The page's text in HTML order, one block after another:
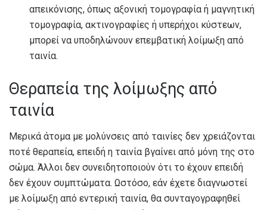
απεικόνισης, όπως αξονική τομογραφία ή μαγνητική
τομογραφία, ακτινογραφίες ή υπερήχοι κύστεων,
μπορεί να υποδηλώνουν επεμβατική λοίμωξη από
ταινία.
Θεραπεία της λοίμωξης από
ταινία
Μερικά άτομα με μολύνσεις από ταινίες δεν χρειάζονται
ποτέ θεραπεία, επειδή η ταινία βγαίνει από μόνη της στο
σώμα. Άλλοι δεν συνειδητοποιούν ότι το έχουν επειδή
δεν έχουν συμπτώματα. Ωστόσο, εάν έχετε διαγνωστεί
με λοίμωξη από εντερική ταινία, θα συνταγογραφηθεί